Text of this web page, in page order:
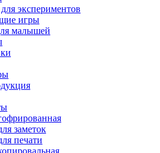
экспериментов
игры
малышей
заметок
печати